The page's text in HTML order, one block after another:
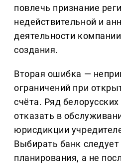
повлечь признание
недействительной и
деятельности
создания.
Вторая ошибка —
ограничений при
счёта. Ряд
отказать в
юрисдикции
Выбирать банк
планирования, а не